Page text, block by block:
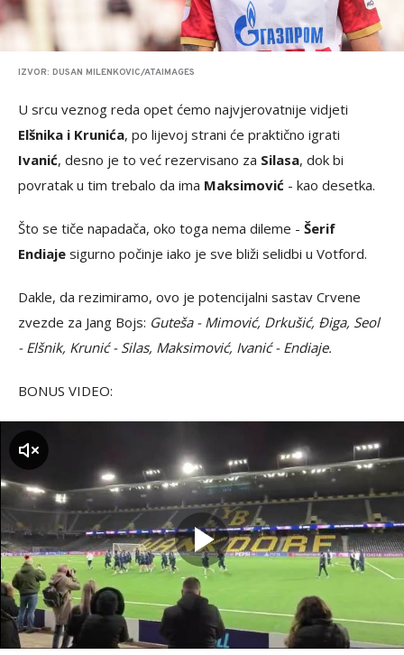
IZVOR: DUSAN MILENKOVIC/ATAIMAGES
U srcu veznog reda opet ćemo najvjerovatnije vidjeti
Elšnika i Krunića, po lijevoj strani će praktično igrati
Ivanić, desno je to već rezervisano za Silasa, dok bi
povratak u tim trebalo da ima Maksimović - kao desetka.
Što se tiče napadača, oko toga nema dileme - Šerif
Endiaje sigurno počinje iako je sve bliži selidbi u Votford.
Dakle, da rezimiramo, ovo je potencijalni sastav Crvene
zvezde za Jang Bojs: Guteša - Mimović, Drkušić, Điga, Seol
- Elšnik, Krunić - Silas, Maksimović, Ivanić - Endiaje.
BONUS VIDEO: